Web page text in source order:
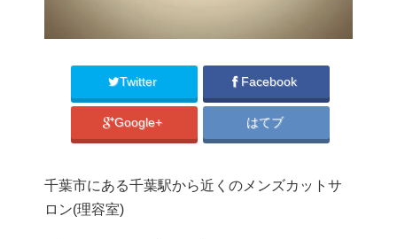
Twitter Facebook
Google+ はてブ
千葉市にある千葉駅から近くのメンズカットサ
ロン(理容室)